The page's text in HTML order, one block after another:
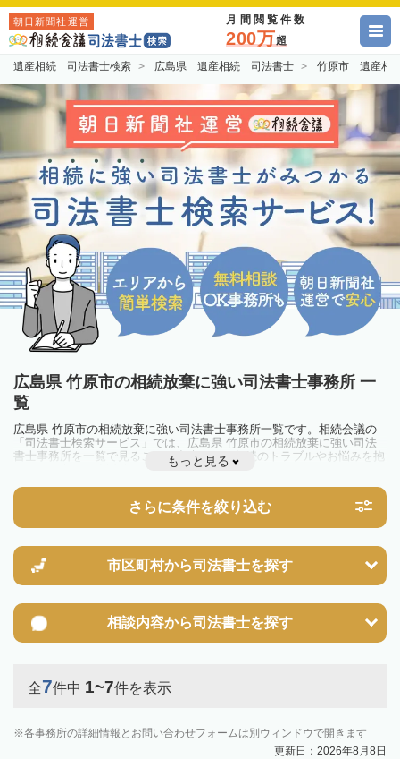
朝日新聞社運営 月間閲覧件数
200万超
遺産相続 司法書士検索 広島県 遺産相続 司法書士 竹原市 遺産相
広島県 竹原市の相続放棄に強い司法書士事務所 一
覧
広島県 竹原市の相続放棄に強い司法書士事務所一覧です。相続会議の
「司法書士検索サービス」では、広島県 竹原市の相続放棄に強い司法
書士事務所を一覧で見ることが出来ます。相続のトラブルやお悩みを抱
えている方は一度近隣の司法書士に相談してみましょう。
もっと見る
さらに条件を絞り込む
市区町村から司法書士を探す
相談内容から司法書士を探す
全7件中 1~7件を表示
各事務所の詳細情報とお問い合わせフォームは別ウィンドウで開きます
更新日：2026年8月8日